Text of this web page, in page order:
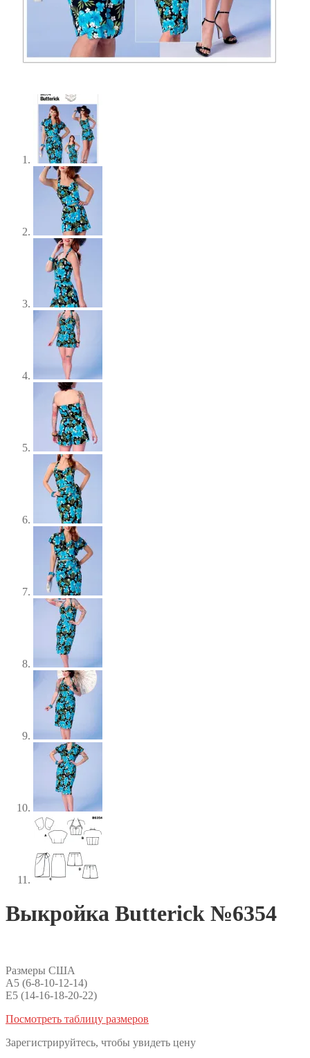
Выкройка Butterick №6354
Размеры США
А5 (6-8-10-12-14)
E5 (14-16-18-20-22)
Посмотреть таблицу размеров
Зарегистрируйтесь, чтобы увидеть цену